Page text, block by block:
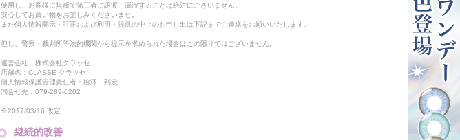
使用し、お客様に無断で第三者に譲渡・漏洩することは絶対にございません。
安心してお買い物をお楽しみくださいませ。
また個人情報開示・訂正および利用・提供の中止のお申し出は下記までご連絡をお願いいたします。
但し、警察・裁判所等法的機関から提示を求められた場合はこの限りではございません。
運営会社：株式会社クラッセ：
店舗名：CLASSE-クラッセ-
個人情報保護管理責任者：柳澤 到宏
問合せ先：079-289-0202
※2017/03/16 改定
継続的改善